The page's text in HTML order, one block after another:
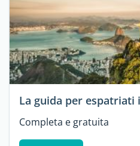
La guida per espatriati
Completa e gratuita